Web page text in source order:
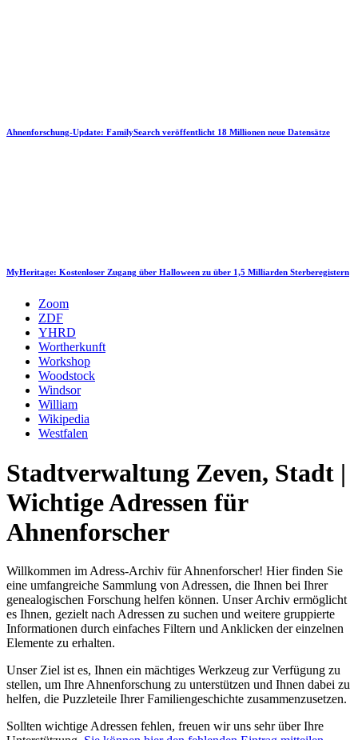
Ahnenforschung-Update: FamilySearch veröffentlicht 18 Millionen neue Datensätze
MyHeritage: Kostenloser Zugang über Halloween zu über 1,5 Milliarden Sterberegistern
Zoom
ZDF
YHRD
Wortherkunft
Workshop
Woodstock
Windsor
William
Wikipedia
Westfalen
Stadtverwaltung Zeven, Stadt |
Wichtige Adressen für
Ahnenforscher
Willkommen im Adress-Archiv für Ahnenforscher! Hier finden Sie
eine umfangreiche Sammlung von Adressen, die Ihnen bei Ihrer
genealogischen Forschung helfen können. Unser Archiv ermöglicht
es Ihnen, gezielt nach Adressen zu suchen und weitere gruppierte
Informationen durch einfaches Filtern und Anklicken der einzelnen
Elemente zu erhalten.
Unser Ziel ist es, Ihnen ein mächtiges Werkzeug zur Verfügung zu
stellen, um Ihre Ahnenforschung zu unterstützen und Ihnen dabei zu
helfen, die Puzzleteile Ihrer Familiengeschichte zusammenzusetzen.
Sollten wichtige Adressen fehlen, freuen wir uns sehr über Ihre